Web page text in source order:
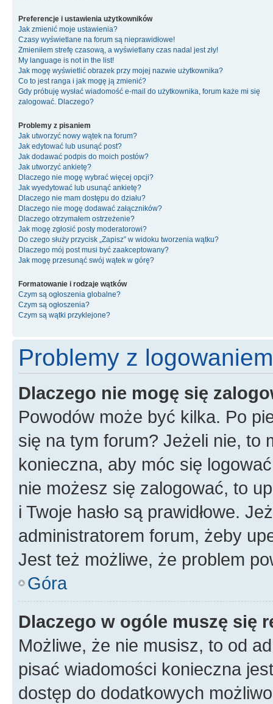
Preferencje i ustawienia użytkowników
Jak zmienić moje ustawienia?
Czasy wyświetlane na forum są nieprawidłowe!
Zmieniłem strefę czasową, a wyświetlany czas nadal jest zły!
My language is not in the list!
Jak mogę wyświetlić obrazek przy mojej nazwie użytkownika?
Co to jest ranga i jak mogę ją zmienić?
Gdy próbuję wysłać wiadomość e-mail do użytkownika, forum każe mi się
zalogować. Dlaczego?
Problemy z pisaniem
Jak utworzyć nowy wątek na forum?
Jak edytować lub usunąć post?
Jak dodawać podpis do moich postów?
Jak utworzyć ankietę?
Dlaczego nie mogę wybrać więcej opcji?
Jak wyedytować lub usunąć ankietę?
Dlaczego nie mam dostępu do działu?
Dlaczego nie mogę dodawać załączników?
Dlaczego otrzymałem ostrzeżenie?
Jak mogę zgłosić posty moderatorowi?
Do czego służy przycisk „Zapisz” w widoku tworzenia wątku?
Dlaczego mój post musi być zaakceptowany?
Jak mogę przesunąć swój wątek w górę?
Formatowanie i rodzaje wątków
Czym są ogłoszenia globalne?
Czym są ogłoszenia?
Czym są wątki przyklejone?
Problemy z
Dlaczego nie mogę się
Powodów może być kilka. Po
się na tym forum? Jeżeli nie, to
konieczna, aby móc się
nie możesz się zalogować, to
i Twoje hasło są prawidłowe.
administratorem forum, żeby
Jest też możliwe, że problem
Góra
Dlaczego w ogóle muszę się
Możliwe, że nie musisz, to od
pisać wiadomości konieczna
dostęp do dodatkowych